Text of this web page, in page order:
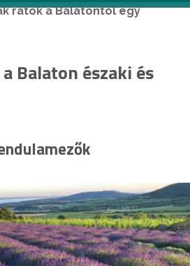
rátok a Balatontól egy
Balaton északi és